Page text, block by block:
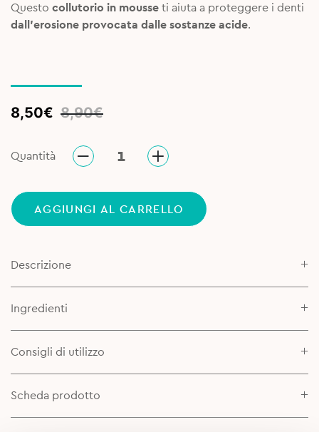
Questo collutorio in mousse ti aiuta a proteggere i denti
dall’erosione provocata dalle sostanze acide.
8,90€
Original
8,90€.
8,50€
Current
8,50€.
Quantità
AGGIUNGI AL CARRELLO
Descrizione
Ingredienti
Consigli di utilizzo
Scheda prodotto